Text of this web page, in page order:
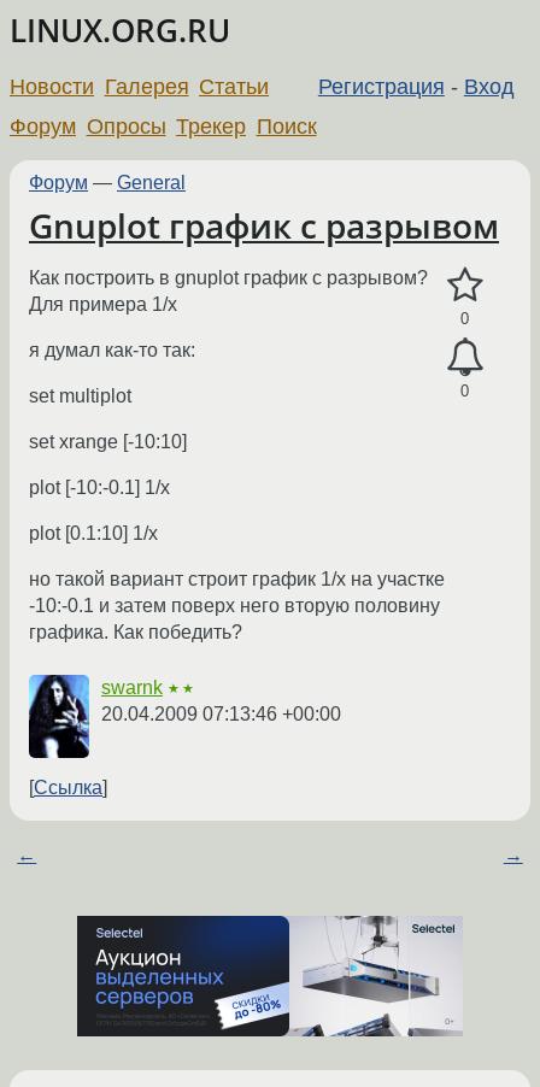
LINUX.ORG.RU
Регистрация - Вход
Новости Галерея Статьи
Форум Опросы Трекер Поиск
Форум — General
Gnuplot график с разрывом
0
0
Как построить в gnuplot график с разрывом?
Для примера 1/х
я думал как-то так:
set multiplot
set xrange [-10:10]
plot [-10:-0.1] 1/x
plot [0.1:10] 1/x
но такой вариант строит график 1/x на участке
-10:-0.1 и затем поверх него вторую половину
графика. Как победить?
swarnk ★★
20.04.2009 07:13:46 +00:00
Ссылка
← →